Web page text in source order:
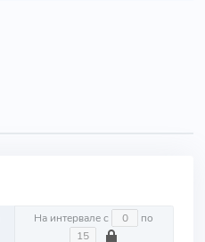
На интервале с по